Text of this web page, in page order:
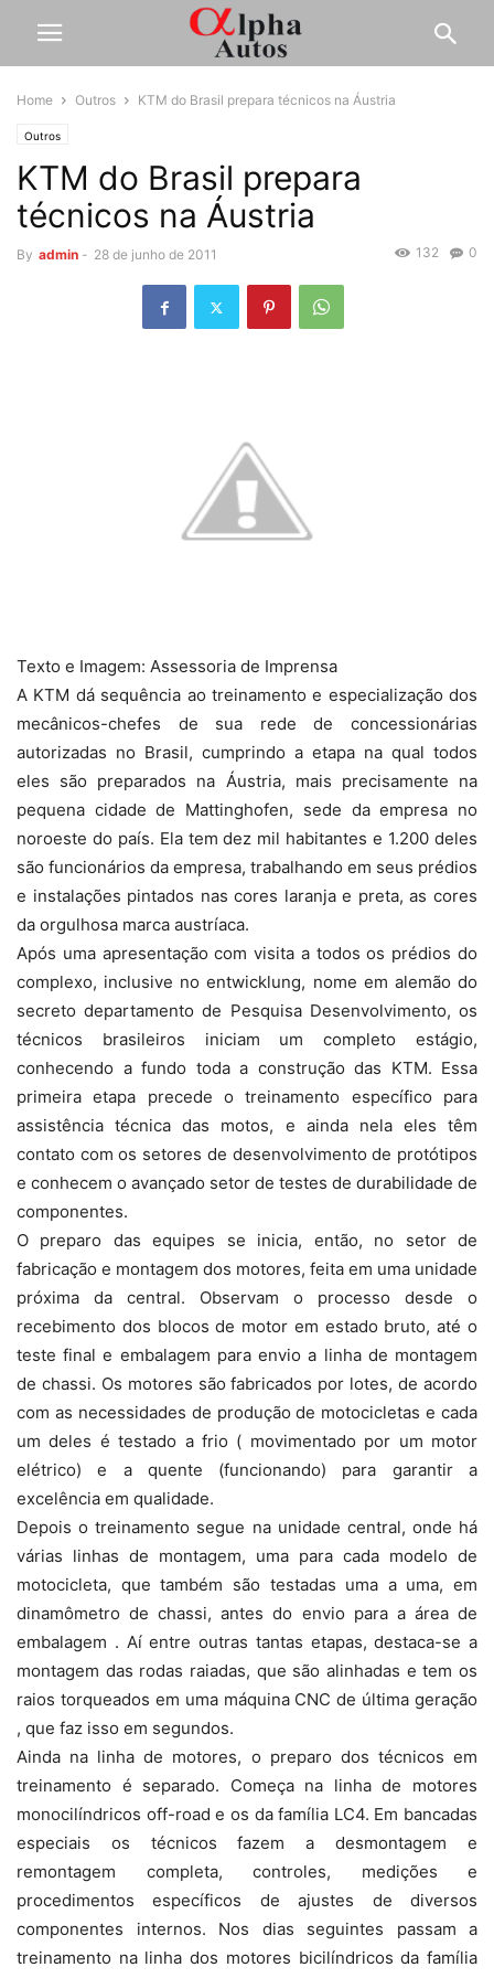
Home Outros KTM do Brasil prepara técnicos na Áustria
Outros
KTM do Brasil prepara
técnicos na Áustria
By admin - 28 de junho de 2011 0
132
Texto e Imagem: Assessoria de Imprensa
A KTM dá sequência ao treinamento e especialização dos
mecânicos-chefes de sua rede de concessionárias
autorizadas no Brasil, cumprindo a etapa na qual todos
eles são preparados na Áustria, mais precisamente na
pequena cidade de Mattinghofen, sede da empresa no
noroeste do país. Ela tem dez mil habitantes e 1.200 deles
são funcionários da empresa, trabalhando em seus prédios
e instalações pintados nas cores laranja e preta, as cores
da orgulhosa marca austríaca.
Após uma apresentação com visita a todos os prédios do
complexo, inclusive no entwicklung, nome em alemão do
secreto departamento de Pesquisa Desenvolvimento, os
técnicos brasileiros iniciam um completo estágio,
conhecendo a fundo toda a construção das KTM. Essa
primeira etapa precede o treinamento específico para
assistência técnica das motos, e ainda nela eles têm
contato com os setores de desenvolvimento de protótipos
e conhecem o avançado setor de testes de durabilidade de
componentes.
O preparo das equipes se inicia, então, no setor de
fabricação e montagem dos motores, feita em uma unidade
próxima da central. Observam o processo desde o
recebimento dos blocos de motor em estado bruto, até o
teste final e embalagem para envio a linha de montagem
de chassi. Os motores são fabricados por lotes, de acordo
com as necessidades de produção de motocicletas e cada
um deles é testado a frio ( movimentado por um motor
elétrico) e a quente (funcionando) para garantir a
excelência em qualidade.
Depois o treinamento segue na unidade central, onde há
várias linhas de montagem, uma para cada modelo de
motocicleta, que também são testadas uma a uma, em
dinamômetro de chassi, antes do envio para a área de
embalagem . Aí entre outras tantas etapas, destaca-se a
montagem das rodas raiadas, que são alinhadas e tem os
raios torqueados em uma máquina CNC de última geração
, que faz isso em segundos.
Ainda na linha de motores, o preparo dos técnicos em
treinamento é separado. Começa na linha de motores
monocilíndricos off-road e os da família LC4. Em bancadas
especiais os técnicos fazem a desmontagem e
remontagem completa, controles, medições e
procedimentos específicos de ajustes de diversos
componentes internos. Nos dias seguintes passam a
treinamento na linha dos motores bicilíndricos da família